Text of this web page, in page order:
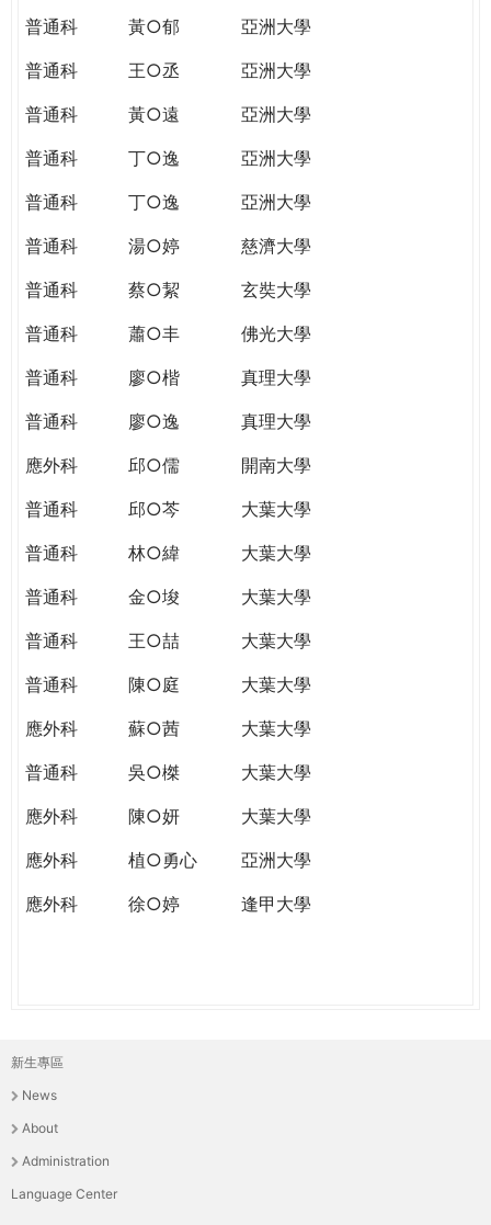
普通科 黃○郁
亞洲大學
普通科
王○丞
亞洲大學
普通科
黃○遠
亞洲大學
普通科
丁○逸
亞洲大學
普通科
丁○逸
亞洲大學
普通科
湯○婷
慈濟大學
普通科
蔡○絜
玄奘大學
普通科
蕭○丰
佛光大學
普通科
廖○楷
真理大學
普通科
廖○逸
真理大學
應外科
邱○儒
開南大學
普通科
邱○芩
大葉大學
普通科
林○緯
大葉大學
普通科
金○埈
大葉大學
普通科
王○喆
大葉大學
普通科
陳○庭
大葉大學
應外科
蘇○茜
大葉大學
普通科
吳○榤
大葉大學
應外科
陳○妍
大葉大學
應外科
植○勇心
亞洲大學
應外科
徐○婷 逢甲大學
主
選
單
新生專區
News
About
Administration
Language Center